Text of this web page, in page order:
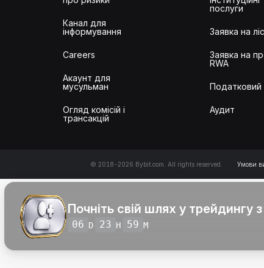
Канал для
інформування
Careers
Акаунт для
мусульман
Огляд комісій і
трансакцій
послуги
Заявка на
Заявка на
RWA
Податковий
Аудит
© 2018-2026 Bybit.com. All rights reserved. Умови
Почніть свій шлях у трейдингу
06 D 23 H 59 M